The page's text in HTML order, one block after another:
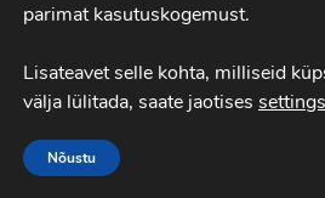
parimat kasutuskogemust.
Lisateavet selle kohta, milliseid
välja lülitada, saate jaotises settings
Nõustu